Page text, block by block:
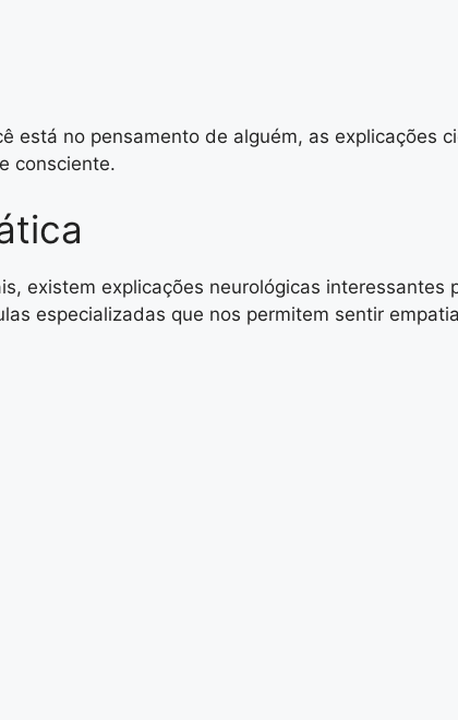
está no pensamento de alguém, as explicações
consciente.
existem explicações neurológicas interessantes
especializadas que nos permitem sentir